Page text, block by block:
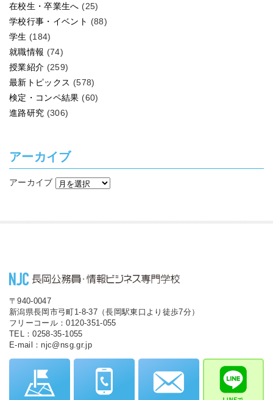
在校生・卒業生へ (25)
学校行事・イベント (88)
学生 (184)
就職情報 (74)
授業紹介 (259)
最新トピックス (578)
検定・コンペ結果 (60)
進路研究 (306)
アーカイブ
アーカイブ
〒940-0047
新潟県長岡市弓町1-8-37（長岡駅東口より徒歩7分）
フリーコール：0120-351-055
TEL：0258-35-1055
E-mail：njc@nsg.gr.jp